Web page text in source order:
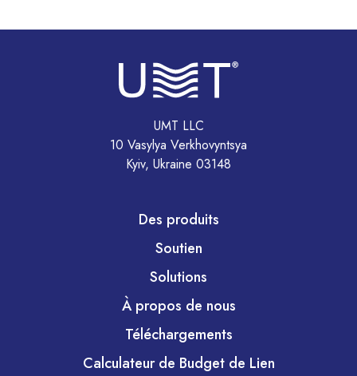
UMT LLC
10 Vasylya Verkhovyntsya
Kyiv, Ukraine 03148
Des produits
Soutien
Solutions
À propos de nous
Téléchargements
Calculateur de Budget de Lien